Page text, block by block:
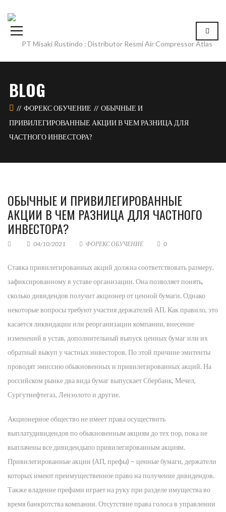
BLOG
ФОРЕКС ОБУЧЕНИЕ
ОБЫЧНЫЕ И
ПРИВИЛЕГИРОВАННЫЕ АКЦИИ В ЧЕМ РАЗНИЦА ДЛЯ
ЧАСТНОГО ИНВЕСТОРА?
ОБЫЧНЫЕ И ПРИВИЛЕГИРОВАННЫЕ
АКЦИИ В ЧЕМ РАЗНИЦА ДЛЯ ЧАСТНОГО
ИНВЕСТОРА?
04/10/2021 ФОРЕКС ОБУЧЕНИЕ 0
Ставка привилегированных акций должна соответствовать размеру,
зафиксированному в уставе организации. Она позволяет понять,
сколько дивидендов получит акционер от ценной бумаги. Однако
некоторые вопросы требуют участия держателей АП. Как правило, это
касается ликвидации или реорганизации компании, внесение
изменений в устав, дополнительный выпуск ценных бумаг или их
обратный выкуп у частных инвесторов. По этой причине эмитенты
проводят эмиссию обыкновенных и привилегированных акций. На
российском рынке два вида бумаг выпускает Сбербанк, Мечел,
Сургутнефтегаз, Лензолото и другие.
Акционерное общество не имеет права осуществить
выплатудивидендов по обыкновенным акциям до тех пор, пока не
выплачены все дивидендыпо привилегированным акциям.
Привилегированные акции (АП, префы) – ценные бумаги, держатели
которых имеют преимущественное право на получение дивидендов.
Также владение префами играет на руку при разделе имущества во
время банкротства компании. Отсутствие права голоса в управлении